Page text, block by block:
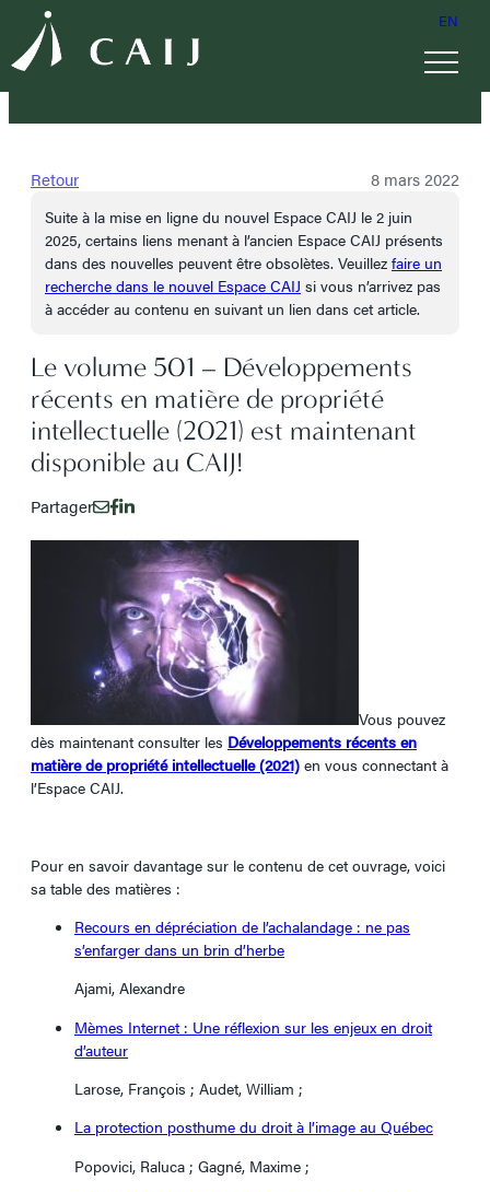
EN
Retour 8 mars 2022
Suite à la mise en ligne du nouvel Espace CAIJ le 2 juin
2025, certains liens menant à l’ancien Espace CAIJ présents
dans des nouvelles peuvent être obsolètes. Veuillez faire un
recherche dans le nouvel Espace CAIJ si vous n’arrivez pas
à accéder au contenu en suivant un lien dans cet article.
Le volume 501 – Développements
récents en matière de propriété
intellectuelle (2021) est maintenant
disponible au CAIJ!
Partager
Vous pouvez
dès maintenant consulter les Développements récents en
matière de propriété intellectuelle (2021) en vous connectant à
l’Espace CAIJ.
Pour en savoir davantage sur le contenu de cet ouvrage, voici
sa table des matières :
Recours en dépréciation de l’achalandage : ne pas
s’enfarger dans un brin d’herbe
Ajami, Alexandre
Mèmes Internet : Une réflexion sur les enjeux en droit
d’auteur
Larose, François ; Audet, William ;
La protection posthume du droit à l’image au Québec
Popovici, Raluca ; Gagné, Maxime ;